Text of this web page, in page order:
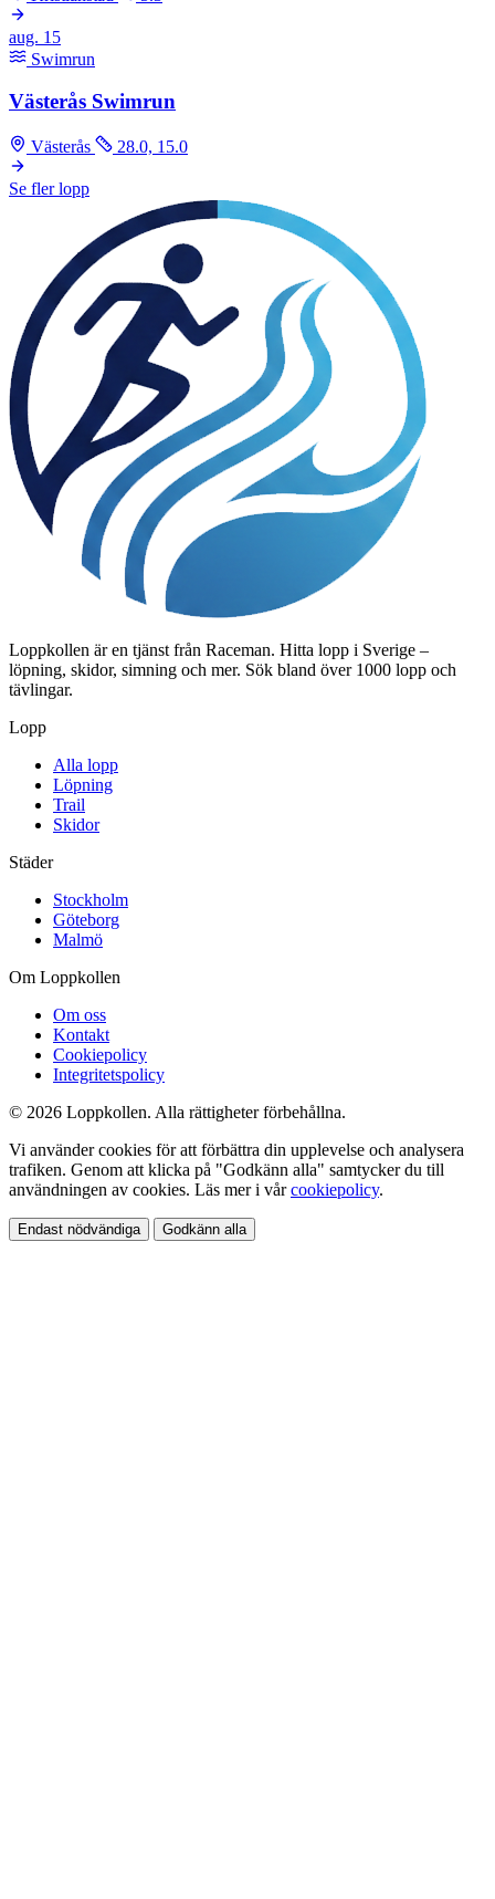
aug. 15
Swimrun
Västerås Swimrun
Västerås 28.0, 15.0
Se fler lopp
Loppkollen är en tjänst från Raceman. Hitta lopp i Sverige –
löpning, skidor, simning och mer. Sök bland över 1000 lopp och
tävlingar.
Lopp
Alla lopp
Löpning
Trail
Skidor
Städer
Stockholm
Göteborg
Malmö
Om Loppkollen
Om oss
Kontakt
Cookiepolicy
Integritetspolicy
© 2026 Loppkollen. Alla rättigheter förbehållna.
Vi använder cookies för att förbättra din upplevelse och analysera
trafiken. Genom att klicka på "Godkänn alla" samtycker du till
användningen av cookies. Läs mer i vårcookiepolicy.
Endast nödvändiga Godkänn alla